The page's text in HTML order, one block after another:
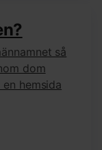
så
dom
hemsida